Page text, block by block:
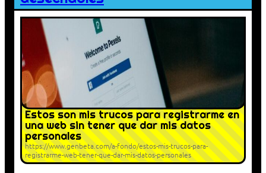
Estos son mis trucos para registrarme en
una web sin tener que dar mis datos
personales
https://www.genbeta.com/a-fondo/estos-mis-trucos-para-
registrarme-web-tener-que-dar-mis-datos-personales